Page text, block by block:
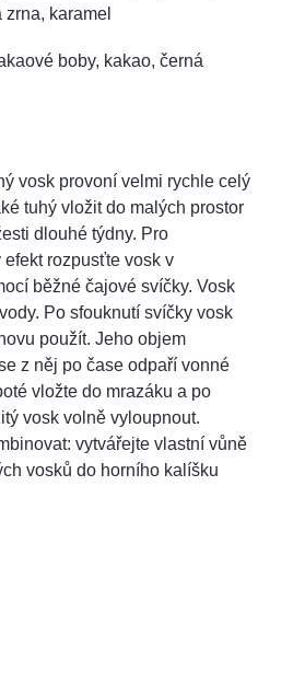
karamel
boby, kakao, černá
vosk provoní velmi rychle celý
tuhý vložit do malých prostor
dlouhé týdny. Pro
rozpusťte vosk v
běžné čajové svíčky. Vosk
Po sfouknutí svíčky vosk
použít. Jeho objem
z něj po čase odpaří vonné
vložte do mrazáku a po
vosk volně vyloupnout.
vytvářejte vlastní vůně
vosků do horního kalíšku